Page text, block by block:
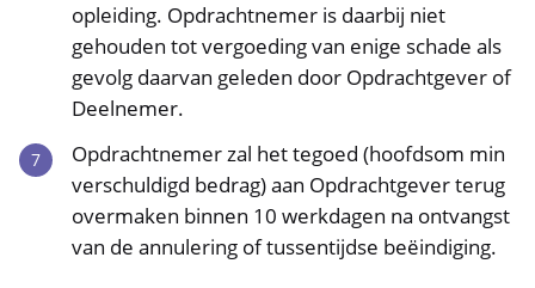
opleiding. Opdrachtnemer is daarbij niet
gehouden tot vergoeding van enige schade als
gevolg daarvan geleden door Opdrachtgever of
Deelnemer.
Opdrachtnemer zal het tegoed (hoofdsom min
verschuldigd bedrag) aan Opdrachtgever terug
overmaken binnen 10 werkdagen na ontvangst
van de annulering of tussentijdse beëindiging.